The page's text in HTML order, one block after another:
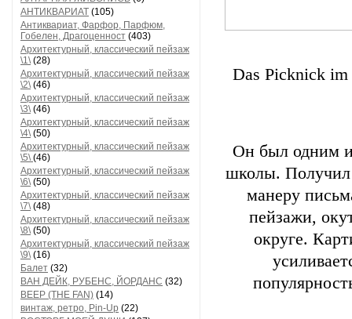
АНТИКВАРИАТ (105)
Антиквариат, Фарфор, Парфюм,
Гобелен, Драгоценност (403)
Архитектурный, классический пейзаж
\1\(28)
Архитектурный, классический пейзаж
\2\(46)
Архитектурный, классический пейзаж
\3\(46)
Архитектурный, классический пейзаж
\4\(50)
Архитектурный, классический пейзаж
\5\(46)
Архитектурный, классический пейзаж
\6\(50)
Архитектурный, классический пейзаж
\7\(48)
Архитектурный, классический пейзаж
\8\(50)
Архитектурный, классический пейзаж
\9\(16)
Балет (32)
ВАН ДЕЙК, РУБЕНС, ЙОРДАНС (32)
ВЕЕР (THE FAN) (14)
винтаж, ретро, Pin-Up (22)
Das Picknick im
Он был одним
школы. Получил
манеру
пейзажи,
округе.